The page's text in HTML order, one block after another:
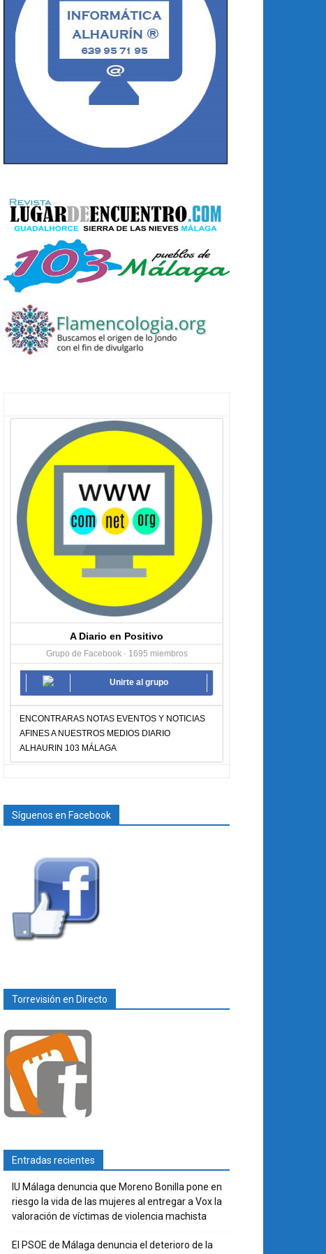
A Diario en Positivo
Grupo de Facebook · 1695 miembros
Unirte al grupo
ENCONTRARAS NOTAS EVENTOS Y NOTICIAS
AFINES A NUESTROS MEDIOS DIARIO
ALHAURIN 103 MÁLAGA
Síguenos en Facebook
Torrevisión en Directo
Entradas recientes
IU Málaga denuncia que Moreno Bonilla pone en
riesgo la vida de las mujeres al entregar a Vox la
valoración de víctimas de violencia machista
El PSOE de Málaga denuncia el deterioro de la